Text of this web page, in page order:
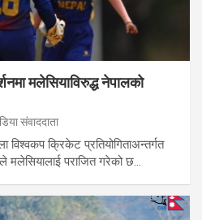
मलेसियाविरुद्ध नेपालको
संवाददाता
क्रिकेट प्रतियोगिताअन्तर्गत
पराजित गरेको छ…